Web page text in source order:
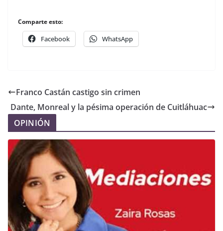
Comparte esto:
Facebook WhatsApp
Franco Castán castigo sin crimen
Dante, Monreal y la pésima operación de Cuitláhuac
OPINIÓN